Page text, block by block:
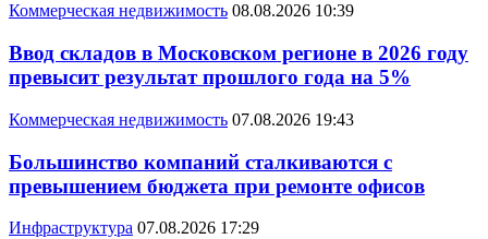
Коммерческая недвижимость 08.08.2026 10:39
Ввод складов в Московском регионе в 2026 году
превысит результат прошлого года на 5%
Коммерческая недвижимость 07.08.2026 19:43
Большинство компаний сталкиваются с
превышением бюджета при ремонте офисов
Инфраструктура 07.08.2026 17:29